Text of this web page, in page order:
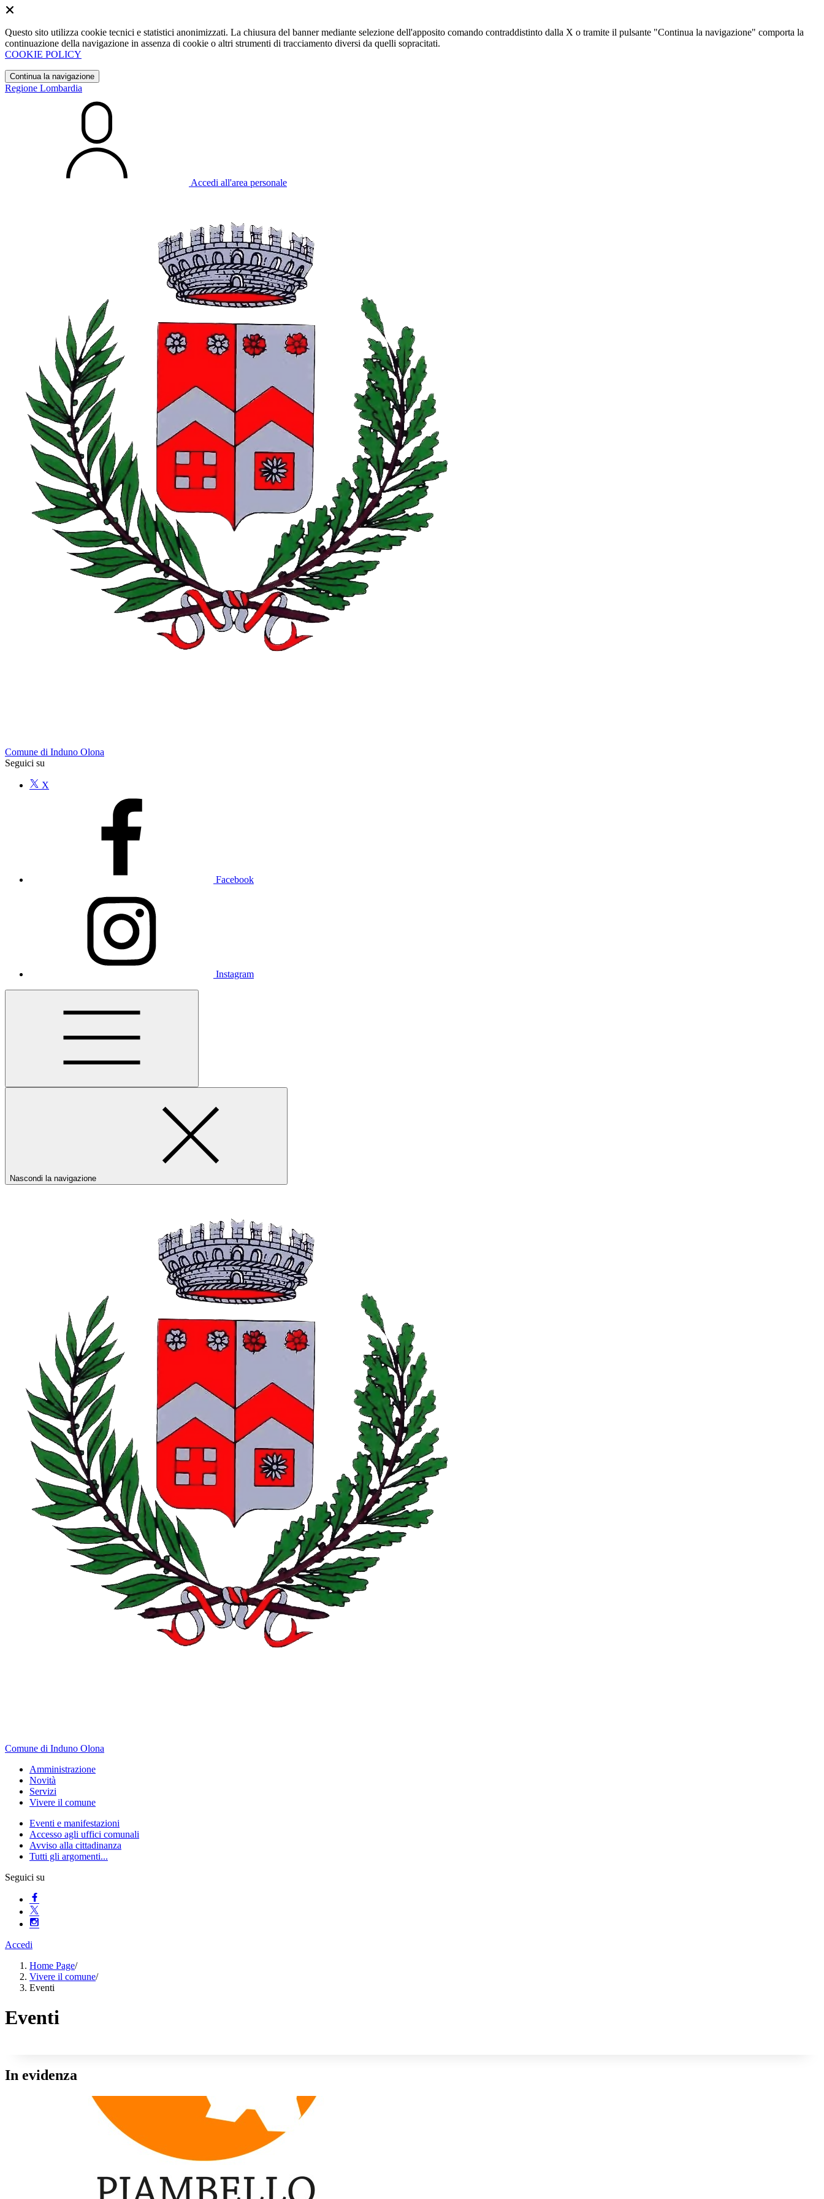
Questo sito utilizza cookie tecnici e statistici anonimizzati. La chiusura del banner mediante selezione dell'apposito comando contraddistinto dalla X o tramite il pulsante "Continua la navigazione" comporta la
continuazione della navigazione in assenza di cookie o altri strumenti di tracciamento diversi da quelli sopracitati.
COOKIE POLICY
Continua la navigazione
Regione Lombardia
Accedi all'area personale
Comune di Induno Olona
Seguici su
X
Facebook
Instagram
Nascondi la navigazione
Comune di Induno Olona
Amministrazione
Novità
Servizi
Vivere il comune
Eventi e manifestazioni
Accesso agli uffici comunali
Avviso alla cittadinanza
Tutti gli argomenti...
Seguici su
Accedi
Home Page/
Vivere il comune/
Eventi
Eventi
In evidenza